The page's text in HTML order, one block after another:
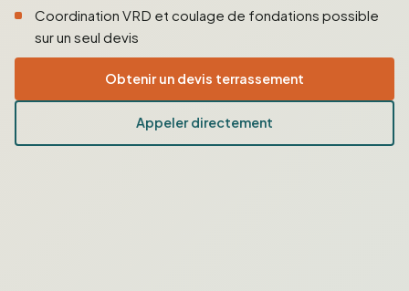
Coordination VRD et coulage de fondations possible
sur un seul devis
Obtenir un devis terrassement
Appeler directement